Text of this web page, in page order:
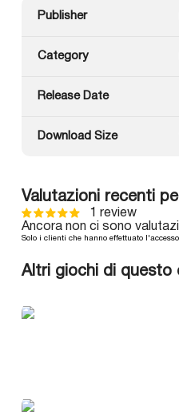
Publisher
Category
Release Date
Download Size
Valutazioni recenti
1 review
Ancora non ci sono
Solo i clienti che hanno effettuato
Altri giochi di questo